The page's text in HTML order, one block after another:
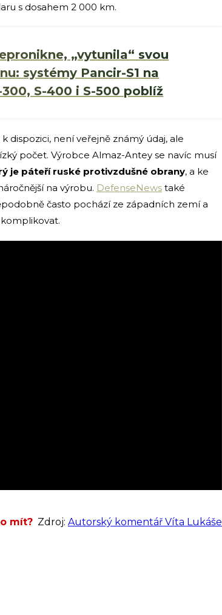
s dosahem 2 000 km.
„vytunila“ svou
systémy Pancir-S1 na
S-400 i S-500 poblíž
dispozici, není veřejně známý údaj, ale
počet. Výrobce Almaz-Antey se navíc musí
je páteří ruské protivzdušné obrany, a ke
na výrobu. DefenseNews také
často pochází ze západních zemí a
mít? Zdroj: Autorský komentář Víta Lukáše